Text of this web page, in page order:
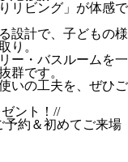
リビング」が体感で
設計で、子どもの様
り。
ー・バスルームを一
群です。
いの工夫を、ぜひご
ント！//
予約＆初めてご来場